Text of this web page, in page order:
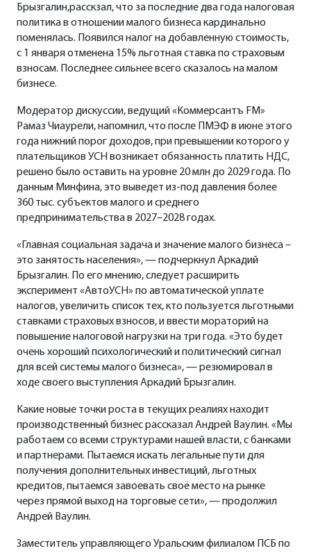
Брызгалин,расскзал, что за последние два года налоговая
политика в отношении малого бизнеса кардинально
поменялась. Появился налог на добавленную стоимость,
с 1 января отменена 15% льготная ставка по страховым
взносам. Последнее сильнее всего сказалось на малом
бизнесе.
Модератор дискуссии, ведущий «Коммерсантъ FM»
Рамаз Чиаурели, напомнил, что после ПМЭФ в июне этого
года нижний порог доходов, при превышении которого у
плательщиков УСН возникает обязанность платить НДС,
решено было оставить на уровне 20 млн до 2029 года. По
данным Минфина, это выведет из-под давления более
360 тыс. субъектов малого и среднего
предпринимательства в 2027–2028 годах.
«Главная социальная задача и значение малого бизнеса –
это занятость населения», — подчеркнул Аркадий
Брызгалин. По его мнению, следует расширить
эксперимент «АвтоУСН» по автоматической уплате
налогов, увеличить список тех, кто пользуется льготными
ставками страховых взносов, и ввести мораторий на
повышение налоговой нагрузки на три года. «Это будет
очень хороший психологический и политический сигнал
для всей системы малого бизнеса», — резюмировал в
ходе своего выступления Аркадий Брызгалин.
Какие новые точки роста в текущих реалиях находит
производственный бизнес рассказал Андрей Ваулин. «Мы
работаем со всеми структурами нашей власти, с банками
и партнерами. Пытаемся искать легальные пути для
получения дополнительных инвестиций, льготных
кредитов, пытаемся завоевать своё место на рынке
через прямой выход на торговые сети», — продолжил
Андрей Ваулин.
Заместитель управляющего Уральским филиалом ПСБ по